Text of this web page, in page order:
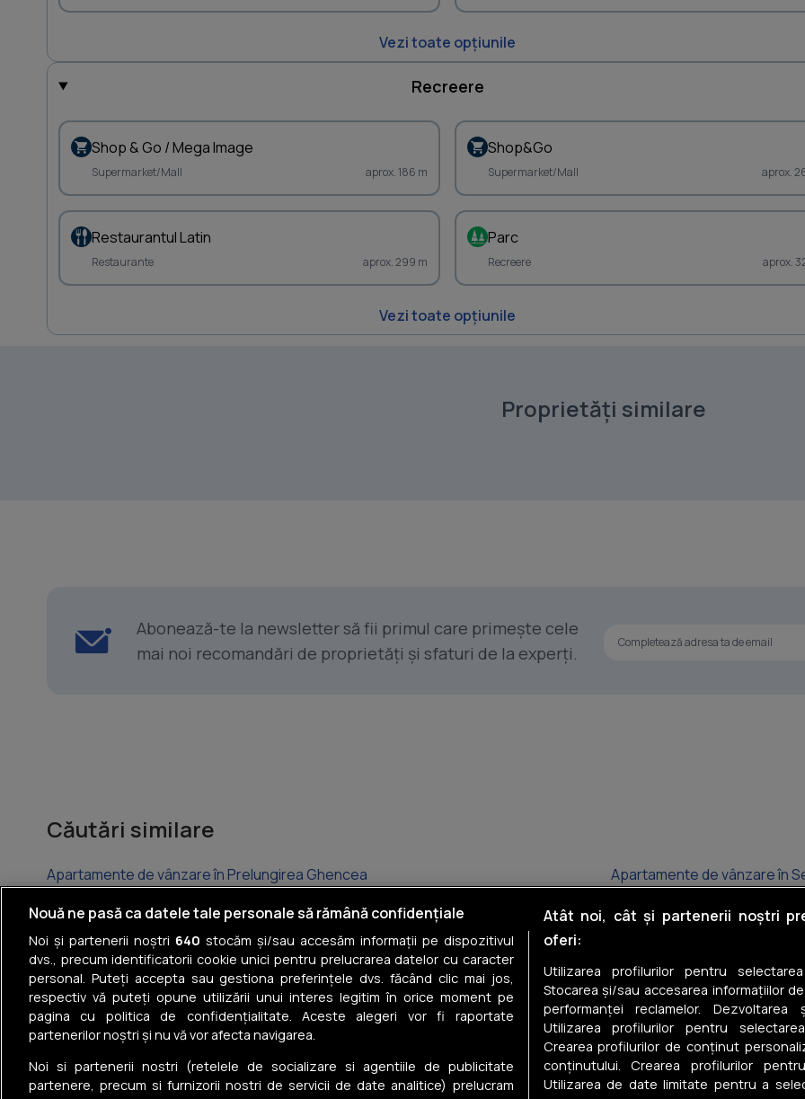
Vezi toate opțiunile
Recreere
Shop & Go / Mega Image
Supermarket/Mall aprox. 186 m
Shop&Go
Supermarket/Mall aprox.
Restaurantul Latin
Restaurante aprox. 299 m
Parc
Recreere aprox.
Vezi toate opțiunile
Proprietăți similare
Abonează-te la newsletter să fii primul care primește cele
mai noi recomandări de proprietăți și sfaturi de la experți.
Căutări similare
Apartamente de vânzare în Prelungirea Ghencea
Apartamente de vânzare în
Apartamente de vânzare în Militari
Apartamente de vânzare în
Apartamente de vânzare în Lujerului
Apartamente de vânzare în Gorjului
Apartamente de vânzare în
Apartamente de vânzare în Păcii
Apartamente de vânzare în
Apartamente de vânzare în Timișoara
Apartamente de vânzare în
Nouă ne pasă ca datele tale personale să rămână confidențiale
Noi și partenerii noștri 640 stocăm și/sau accesăm informații pe dispozitivul
dvs., precum identificatorii cookie unici pentru prelucrarea datelor cu caracter
personal. Puteți accepta sau gestiona preferințele dvs. făcând clic mai jos,
respectiv vă puteți opune utilizării unui interes legitim în orice moment pe
pagina cu politica de confidențialitate. Aceste alegeri vor fi raportate
partenerilor noștri și nu vă vor afecta navigarea.
Noi si partenerii nostri (retelele de socializare si agentiile de publicitate
partenere, precum si furnizorii nostri de servicii de date analitice) prelucram
Atât noi, cât și partenerii noștri
oferi:
Utilizarea profilurilor pentru
Stocarea și/sau accesarea informațiilor
performanței reclamelor. Dezvoltarea
Utilizarea profilurilor pentru
Crearea profilurilor de conținut
conținutului. Crearea profilurilor
Utilizarea de date limitate pentru a